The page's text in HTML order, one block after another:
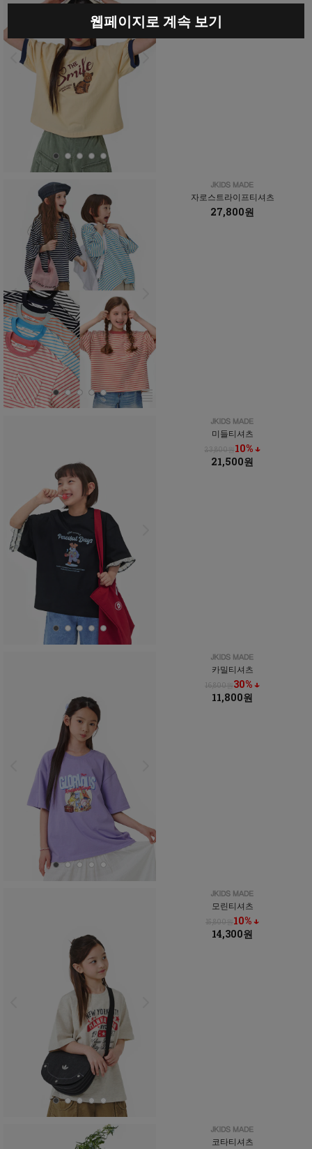
자로스트라이프티셔츠
27,800원
미들티셔츠
23,800원10% ↓
21,500원
카밀티셔츠
16,800원30% ↓
11,800원
모린티셔츠
15,800원10% ↓
14,300원
코타티셔츠
웹페이지로 계속 보기